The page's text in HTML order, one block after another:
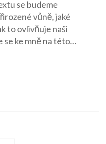
se budeme
vůně, jaké
to ovlivňuje naši
se ke mně na této
ženského těla.